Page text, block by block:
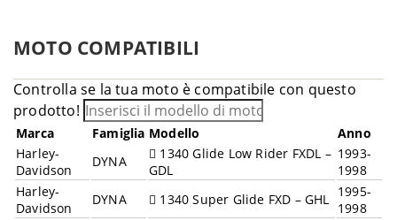
MOTO COMPATIBILI
Controlla se la tua moto è compatibile con questo
prodotto!
Marca Famiglia Modello
Anno
Harley-
Davidson
DYNA
1340 Glide Low Rider FXDL –
GDL
1993-
1998
Harley-
Davidson
DYNA 1340 Super Glide FXD – GHL 1995-
1998